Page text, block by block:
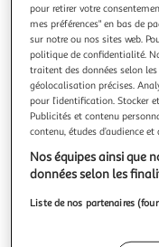
LOIN DE CHEZ MOI.
PAYSAN, Burgot
Sur une route du
d'obus. C'est un
roulons, pied au
attaque. Mon
gilet pare-balles.
de mes fils. Je
En savoir +
Vous voulez
pour retirer votre
mes préférences" en bas de
sur notre ou nos sites web.
politique de confidentialité.
traitent des données selon
géolocalisation précises.
pour l’identification. Stocker
Publicités et contenu
contenu, études d’audience
Nos équipes ainsi que
données selon les
Liste de nos partenaires